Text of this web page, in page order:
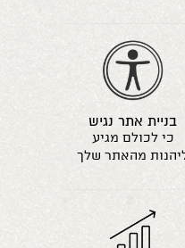
בניית אתר נגיש
כי לכולם מגיע
מהאתר שלך